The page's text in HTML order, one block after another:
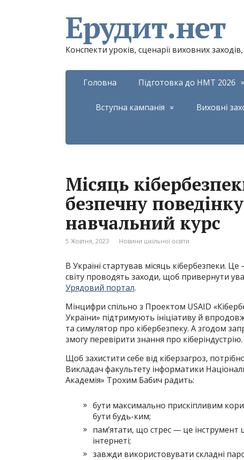
Ерудит.нет
Конспекти уроків, сценарії виховних
Головна Підготовка до НМТ 2026
Вступна кампанія Виховні
Місяць
безпечну
навчальний курс
5 Жовтня, 2023 Новини шкільної освіти
В Україні стартував місяць кібербезпеки.
світу проводять заходи, щоб привернути
Урядовий портал.
Мінцифри спільно з Проектом USAID
України» підтримують ініціативу й
та симулятор про кібербезпеку. А згодом
змогу перевірити знання про кіберіндустрію.
Щоб захистити себе від кіберзагроз,
Викладач факультету інформатики
Академія» Трохим Бабич радить:
бути максимально прискіпливим
бути будь-ким;
пам’ятати, що стрес — це інструмент
інтернеті;
завжди використовувати складні